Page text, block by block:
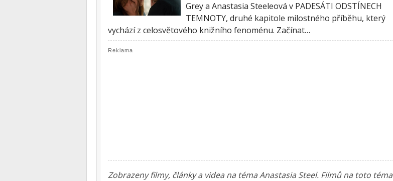
Grey a Anastasia Steeleová v PADESÁTI ODSTÍNECH
TEMNOTY, druhé kapitole milostného příběhu, který
vychází z celosvětového knižního fenoménu. Začínat…
Reklama
Zobrazeny filmy, články a videa na téma Anastasia Steel. Filmů na toto téma